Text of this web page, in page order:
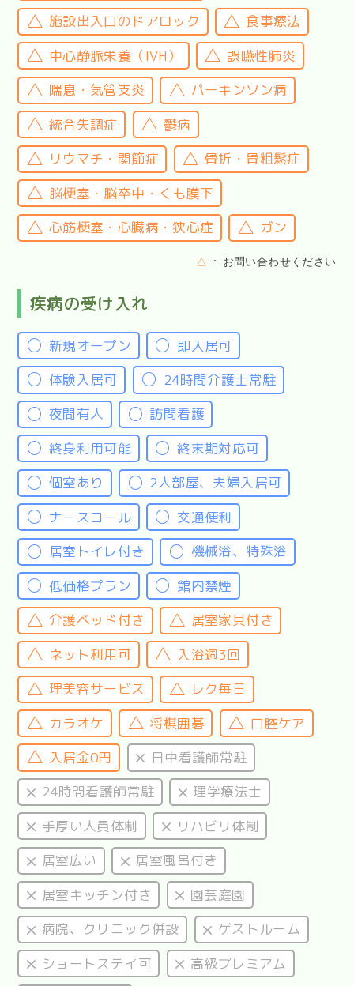
施設出入口のドアロック
食事療法
中心静脈栄養（IVH）
誤嚥性肺炎
喘息・気管支炎
パーキンソン病
統合失調症
鬱病
リウマチ・関節症
骨折・骨粗鬆症
脳梗塞・脳卒中・くも膜下
心筋梗塞・心臓病・狭心症
ガン
△ お問い合わせください
疾病の受け入れ
新規オープン
即入居可
体験入居可
24時間介護士常駐
夜間有人
訪問看護
終身利用可能
終末期対応可
個室あり
2人部屋、夫婦入居可
ナースコール
交通便利
居室トイレ付き
機械浴、特殊浴
低価格プラン
館内禁煙
介護ベッド付き
居室家具付き
ネット利用可
入浴週3回
理美容サービス
レク毎日
カラオケ
将棋囲碁
口腔ケア
入居金0円
日中看護師常駐
24時間看護師常駐
理学療法士
手厚い人員体制
リハビリ体制
居室広い
居室風呂付き
居室キッチン付き
園芸庭園
病院、クリニック併設
ゲストルーム
ショートステイ可
高級プレミアム